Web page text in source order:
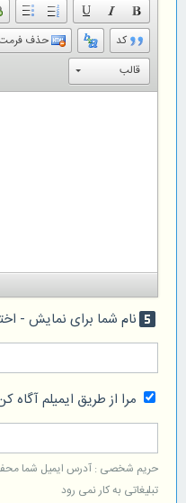
کد
حذف
قالب
looks_5نام شما برای نمایش -
مرا از طریق ایمیلم آگاه
حریم شخصی : آدرس ایمیل شما
تبلیغاتی به کار نمی رود